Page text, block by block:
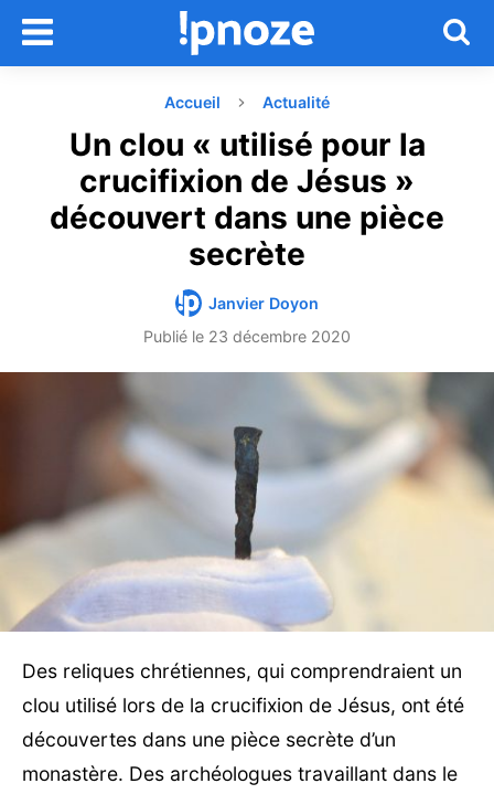
Accueil Actualité
Un clou « utilisé pour la
crucifixion de Jésus »
découvert dans une pièce
secrète
Janvier Doyon
Publié le 23 décembre 2020
Des reliques chrétiennes, qui comprendraient un
clou utilisé lors de la crucifixion de Jésus, ont été
découvertes dans une pièce secrète d’un
monastère. Des archéologues travaillant dans le